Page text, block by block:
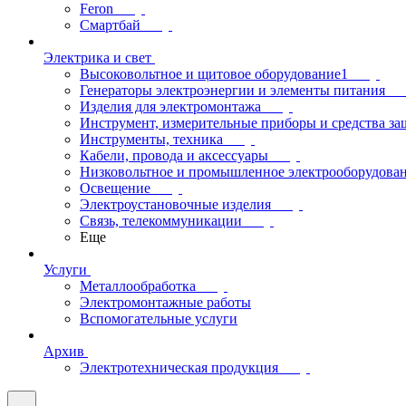
Feron
Смартбай
Электрика и свет
Высоковольтное и щитовое оборудование1
Генераторы электроэнергии и элементы питания
Изделия для электромонтажа
Инструмент, измерительные приборы и средства
Инструменты, техника
Кабели, провода и аксессуары
Низковольтное и промышленное
Освещение
Электроустановочные изделия
Связь, телекоммуникации
Еще
Услуги
Металлообработка
Электромонтажные работы
Вспомогательные услуги
Архив
Электротехническая продукция